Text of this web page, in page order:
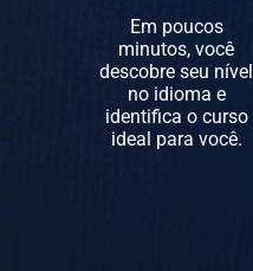
Em poucos
minutos, você
descobre seu nível
no idioma e
identifica o curso
ideal para você.